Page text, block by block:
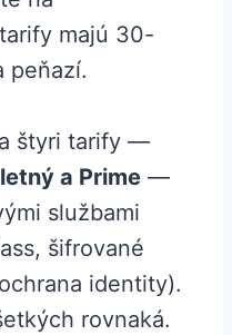
majú 30-
peňazí.
štyri tarify —
a Prime —
službami
šifrované
identity).
rovnaká.